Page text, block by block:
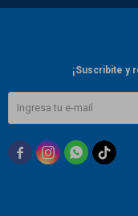
¡Suscribite y
  